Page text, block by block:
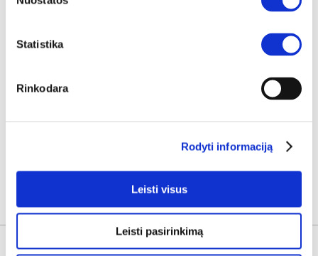
Statistika
Rinkodara
Rodyti informaciją
Leisti visus
Leisti pasirinkimą
Kaina taikyta laikotarpiu
Pritaikyta nuolaida
KITOS PREKĖS